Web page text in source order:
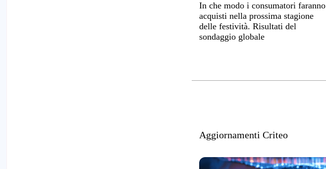
In che modo i consumatori faranno
acquisti nella prossima stagione
delle festività. Risultati del
sondaggio globale
Aggiornamenti Criteo